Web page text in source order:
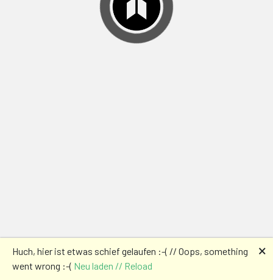
Huch, hier ist etwas schief gelaufen :-( // Oops, something
went wrong :-( Neu laden // Reload
🗙